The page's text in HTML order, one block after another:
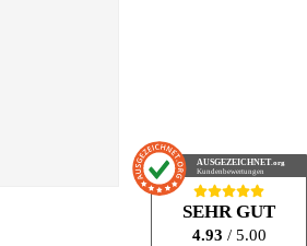
AUSGEZEICHNET .org
Kundenbewertungen
SEHR GUT
4.93 / 5.00